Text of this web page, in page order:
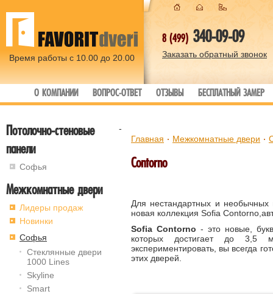
Время работы с 10.00 до 20.00
8 (499) 340-09-09
Заказать обратный звонок
О КОМПАНИИ ВОПРОС-ОТВЕТ ОТЗЫВЫ БЕСПЛАТНЫЙ ЗАМЕР
-
Потолочно-стеновые
панели
Софья
Межкомнатные двери
Лидеры продаж
Новинки
Софья
Стеклянные двери
1000 Lines
Skyline
Smart
Главная Межкомнатные двери
Contorno
Для нестандартных и
новая коллекция Sofia
Sofia Contorno - это новые,
которых достигает до 3,5
экспериментировать, вы всегда
этих дверей.